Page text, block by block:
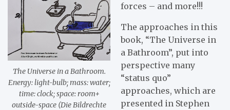
The Universe in a Bathroom.
Energy: light-bulb; mass: water;
time: clock; space: room+
outside-space (Die Bildrechte
forces – and more!!!
The approaches in this
book, “The Universe in
a Bathroom”, put into
perspective many
“status quo”
approaches, which are
presented in Stephen